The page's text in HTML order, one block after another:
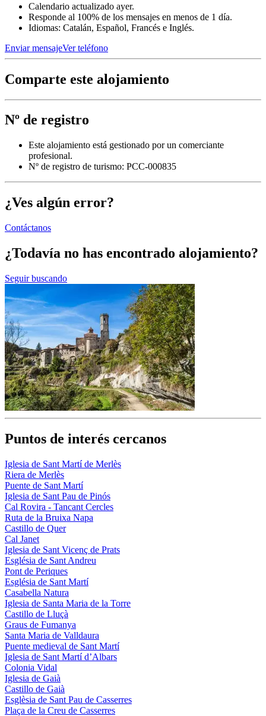
Calendario actualizado ayer.
Responde al 100% de los mensajes en menos de 1 día.
Idiomas: Catalán, Español, Francés e Inglés.
Enviar mensajeVer teléfono
Comparte este alojamiento
Nº de registro
Este alojamiento está gestionado por un comerciante
profesional.
Nº de registro de turismo: PCC-000835
¿Ves algún error?
Contáctanos
¿Todavía no has encontrado alojamiento?
Seguir buscando
Puntos de interés cercanos
Iglesia de Sant Martí de Merlès
Riera de Merlès
Puente de Sant Martí
Iglesia de Sant Pau de Pinós
Cal Rovira - Tancant Cercles
Ruta de la Bruixa Napa
Castillo de Quer
Cal Janet
Iglesia de Sant Vicenç de Prats
Església de Sant Andreu
Pont de Periques
Església de Sant Martí
Casabella Natura
Iglesia de Santa Maria de la Torre
Castillo de Lluçà
Graus de Fumanya
Santa Maria de Valldaura
Puente medieval de Sant Martí
Iglesia de Sant Martí d’Albars
Colonia Vidal
Iglesia de Gaià
Castillo de Gaià
Esglèsia de Sant Pau de Casserres
Plaça de la Creu de Casserres